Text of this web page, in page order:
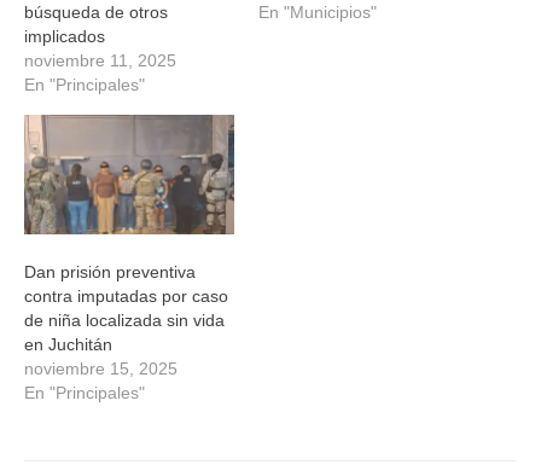
búsqueda de otros
implicados
noviembre 11, 2025
En "Principales"
En "Municipios"
Dan prisión preventiva
contra imputadas por caso
de niña localizada sin vida
en Juchitán
noviembre 15, 2025
En "Principales"